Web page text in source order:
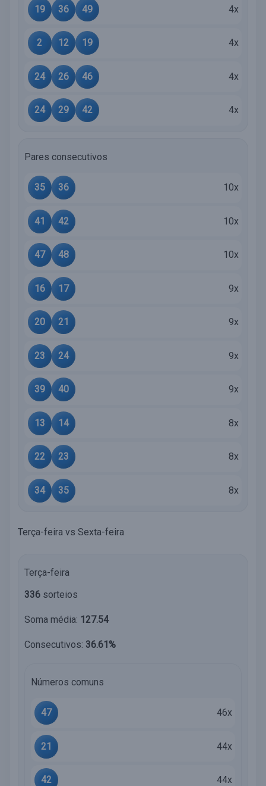
19 36 49 4x
2 12 19 4x
24 26 46 4x
24 29 42 4x
Pares consecutivos
35 36 10x
41 42 10x
47 48 10x
16 17 9x
20 21 9x
23 24 9x
39 40 9x
13 14 8x
22 23 8x
34 35 8x
Terça-feira vs Sexta-feira
Terça-feira
336 sorteios
Soma média: 127.54
Consecutivos: 36.61%
Números comuns
47 46x
21 44x
42 44x